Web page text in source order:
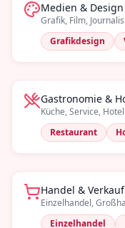
Medien & Design
Grafik, Film,
Grafikdesign
Gastronomie &
Küche, Service,
Restaurant
Handel & Verkauf
Einzelhandel,
Einzelhandel